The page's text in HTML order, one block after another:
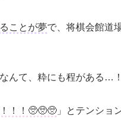
ことが夢で、将棋会館道
んて、粋にも程がある…！
！！🥺🥺🥺 」とテンショ